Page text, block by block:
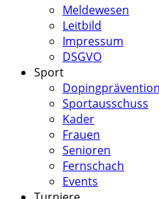
Meldewesen
Leitbild
Impressum
DSGVO
Sport
Dopingprävention
Sportausschuss
Kader
Frauen
Senioren
Fernschach
Events